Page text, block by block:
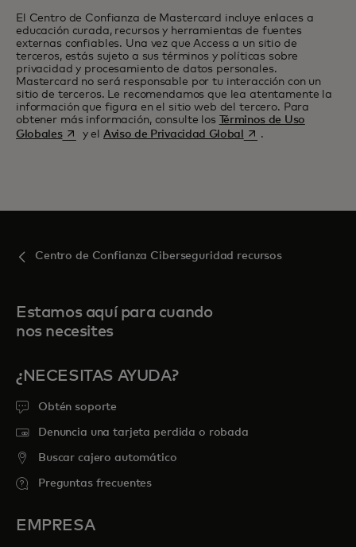
El Centro de Confianza de Mastercard incluye enlaces a
educación curada, recursos y herramientas de fuentes
externas confiables. Una vez que Access a un sitio de
terceros, estás sujeto a sus términos y políticas sobre
privacidad y procesamiento de datos personales.
Mastercard no será responsable por tu interacción con un
sitio de terceros. Le recomendamos que lea atentamente la
información que figura en el sitio web del tercero. Para
obtener más información, consulte los
Términos de Uso
Globalesse abre en una pestaña nueva
y el Aviso de Privacidad Global se abre en una
.
Centro de Confianza Ciberseguridad recursos
Estamos aquí para cuando
nos necesites
¿NECESITAS AYUDA?
Obtén soporte
Denuncia una tarjeta perdida o robada
Buscar cajero automático
Preguntas frecuentes
EMPRESA